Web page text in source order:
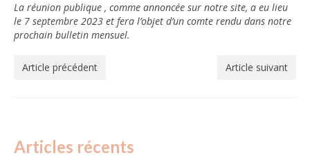
ST SIMON
PRATIQUE
Plan du quartier du nouveau Plu adopté fin 2025
Plan du réseau de transport Tisséo du quartier
Associations
La réunion publique , comme annoncée sur notre site, a eu lieu
le 7 septembre 2023 et fera l’objet d’un comte rendu dans notre
prochain bulletin mensuel.
Article précédent Article suivant
Articles récents